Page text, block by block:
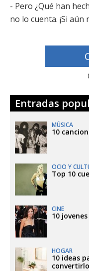
- Pero ¿Qué han
no lo cuenta. ¡Si
Entradas
MÚSICA
10
OCIO Y
Top 10
CINE
10
HOGAR
10 ideas